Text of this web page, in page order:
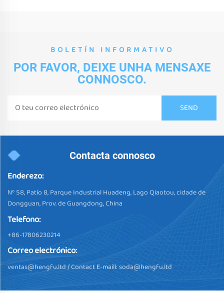
BOLETÍN INFORMATIVO
POR FAVOR, DEIXE UNHA MENSAXE
CONNOSCO.
Contacta connosco
Enderezo:
Nº 58, Patío 8, Parque Industrial Huadeng, Lago Qiaotou, cidade de
Dongguan, Prov. de Guangdong, China
Telefono:
+86-17806230214
Correo electrónico:
ventas@hengfu.ltd/ Contact E-maill:soda@hengfu.ltd